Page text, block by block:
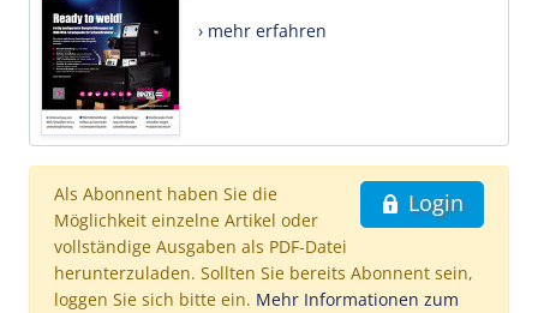
› mehr erfahren
Login
Als Abonnent haben Sie die
Möglichkeit einzelne Artikel oder
vollständige Ausgaben als PDF-Datei
herunterzuladen. Sollten Sie bereits Abonnent sein,
loggen Sie sich bitte ein. Mehr Informationen zum